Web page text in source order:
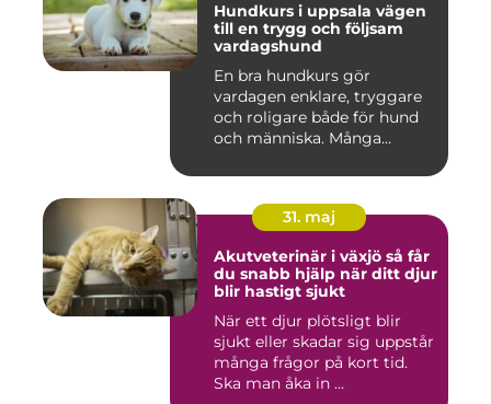
Hundkurs i uppsala vägen
till en trygg och följsam
vardagshund
En bra hundkurs gör
vardagen enklare, tryggare
och roligare både för hund
och människa. Många
31. maj
Akutveterinär i växjö så får
du snabb hjälp när ditt djur
blir hastigt sjukt
När ett djur plötsligt blir
sjukt eller skadar sig uppstår
många frågor på kort tid.
Ska man åka in ...